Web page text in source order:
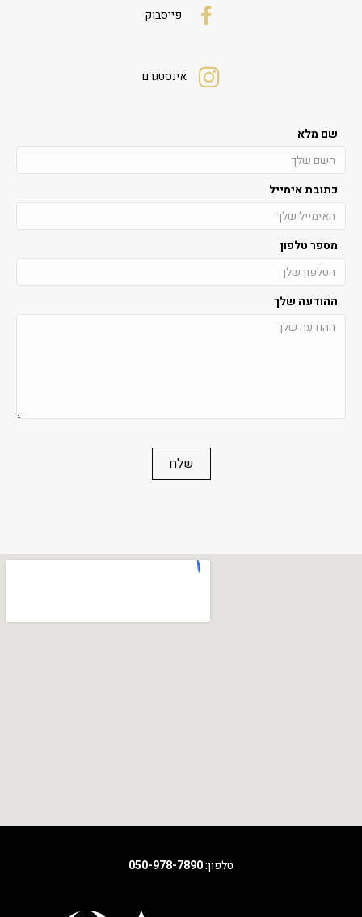
פייסבוק
אינסטגרם
שם מלא
כתובת אימייל
מספר טלפון
ההודעה שלך
שלח
טלפון:050-978-7890